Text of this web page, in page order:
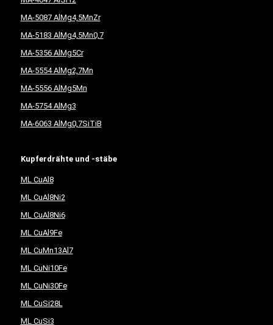
MA-5087 AlMg4,5MnZr
MA-5183 AlMg4,5Mn0,7
MA-5356 AlMg5Cr
MA-5554 AlMg2,7Mn
MA-5556 AlMg5Mn
MA-5754 AlMg3
MA-6063 AlMg0,7SiTiB
Kupferdrähte und -stäbe
ML CuAl8
ML CuAl8Ni2
ML CuAl8Ni6
ML CuAl9Fe
ML CuMn13Al7
ML CuNi10Fe
ML CuNi30Fe
ML CuSi28L
ML CuSi3